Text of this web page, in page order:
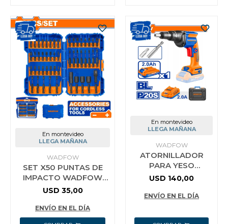
En montevideo
LLEGA MAÑANA
WADFOW
SET X50 PUNTAS DE
IMPACTO WADFOW
WSV2005
USD 35,00
ENVÍO EN EL DÍA
En montevideo
LLEGA MAÑANA
WADFOW
ATORNILLADOR
PARA YESO
DRYWALL A
BATERIA 2.0AH +
USD 140,00
ENVÍO EN EL DÍA
Ferretería
Vestimenta y calzado